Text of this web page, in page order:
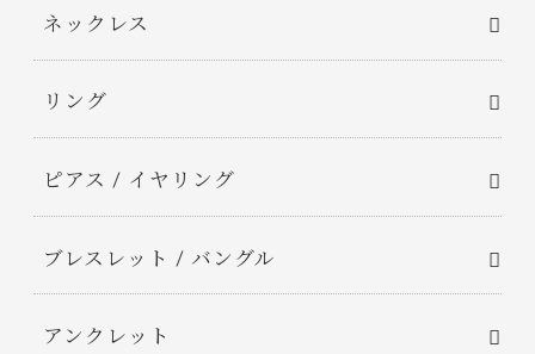
ネックレス
リング
ピアス / イヤリング
ブレスレット / バングル
アンクレット